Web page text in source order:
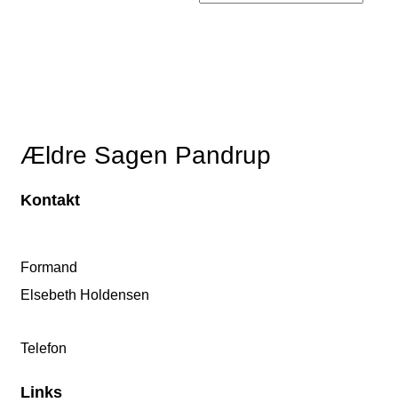
Ældre Sagen Pandrup
Kontakt
Formand
Elsebeth Holdensen
Telefon
Links